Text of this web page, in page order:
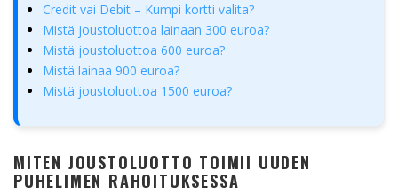
Credit vai Debit – Kumpi kortti valita?
Mistä joustoluottoa lainaan 300 euroa?
Mistä joustoluottoa 600 euroa?
Mistä lainaa 900 euroa?
Mistä joustoluottoa 1500 euroa?
MITEN JOUSTOLUOTTO TOIMII UUDEN
PUHELIMEN RAHOITUKSESSA